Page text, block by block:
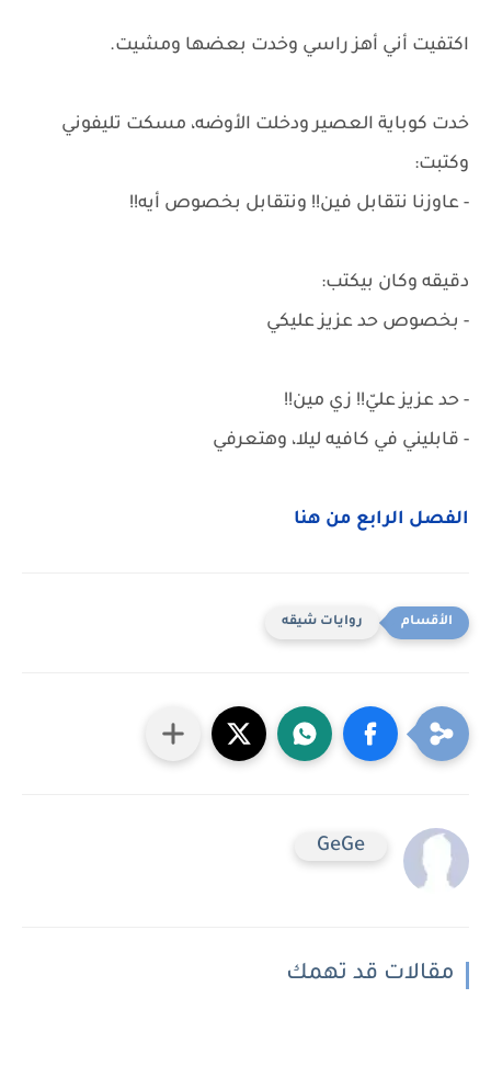
اكتفيت أني أهز راسي وخدت بعضها ومشيت.
خدت كوباية العصير ودخلت الأوضه، مسكت تليفوني
وكتبت:
- عاوزنا نتقابل فين!! ونتقابل بخصوص أيه!!
دقيقه وكان بيكتب:
- بخصوص حد عزيز عليكي
- حد عزيز عليّ!! زي مين!!
- قابليني في كافيه ليلا، وهتعرفي
الفصل الرابع من هنا
روايات شيقه
GeGe
مقالات قد تهمك